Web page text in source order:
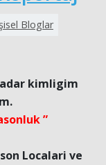
Bloglar
kimligim
”
Localari ve